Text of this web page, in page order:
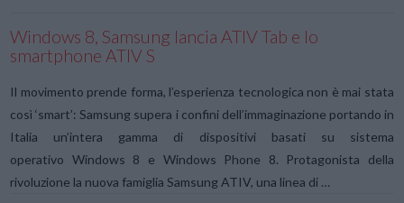
Windows 8, Samsung lancia ATIV Tab e lo
smartphone ATIV S
Il movimento prende forma, l’esperienza tecnologica non è mai stata
così ‘smart’: Samsung supera i confini dell’immaginazione portando in
Italia un’intera gamma di dispositivi basati su sistema
operativo Windows 8 e Windows Phone 8. Protagonista della
rivoluzione la nuova famiglia Samsung ATIV, una linea di …